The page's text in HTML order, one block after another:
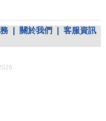
關於我們
客服資訊